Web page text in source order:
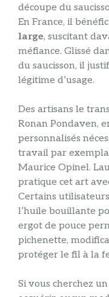
découpe du
En France, il
large, suscitant
méfiance. Glissé
du saucisson, il
légitime d’usage.
Des artisans le
Ronan Pondaven,
personnalisés
travail par
Maurice Opinel.
pratique cet art
Certains
l’huile bouillante
ergot de pouce
pichenette,
protéger le fil à la
Si vous cherchez